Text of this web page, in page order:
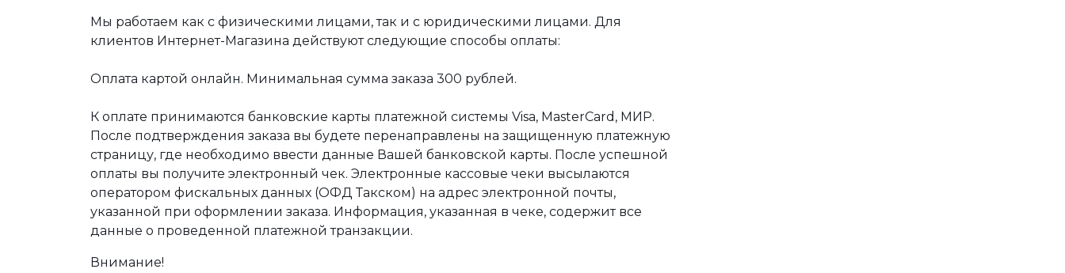
Мы работаем как с физическими лицами, так и с юридическими лицами. Для
клиентов Интернет-Магазина действуют следующие способы оплаты:
Оплата картой онлайн. Минимальная сумма заказа 300 рублей.
К оплате принимаются банковские карты платежной системы Visa, MasterCard, МИР.
После подтверждения заказа вы будете перенаправлены на защищенную платежную
страницу, где необходимо ввести данные Вашей банковской карты. После успешной
оплаты вы получите электронный чек. Электронные кассовые чеки высылаются
оператором фискальных данных (ОФД Такском) на адрес электронной почты,
указанной при оформлении заказа. Информация, указанная в чеке, содержит все
данные о проведенной платежной транзакции.
Внимание!